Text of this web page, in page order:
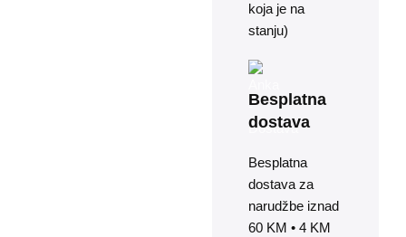
koja je na
stanju)
Besplatna
dostava
Besplatna
dostava za
narudžbe iznad
60 KM • 4 KM